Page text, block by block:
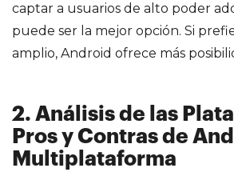
captar a usuarios de alto poder
puede ser la mejor opción. Si
amplio, Android ofrece más
2. Análisis de las
Pros y Contras de
Multiplataforma